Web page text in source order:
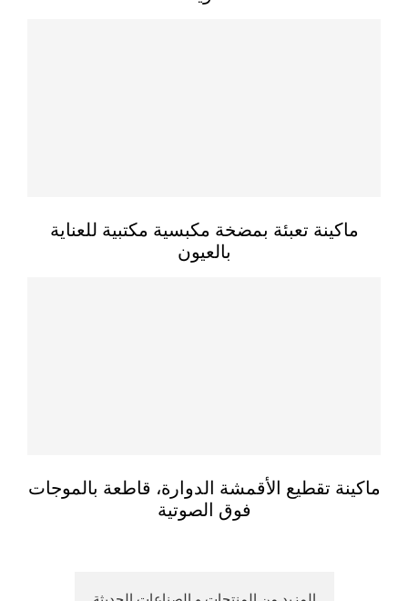
ماكينة تعبئة بمضخة مكبسية مكتبية للعناية
بالعيون
ماكينة تقطيع الأقمشة الدوارة، قاطعة بالموجات
فوق الصوتية